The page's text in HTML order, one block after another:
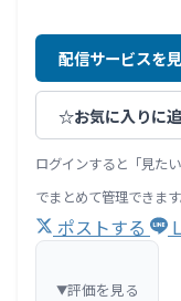
配信サービスを
☆お気に入りに
ログインすると「見た
でまとめて管理できます
ポストする
▼評価を見る